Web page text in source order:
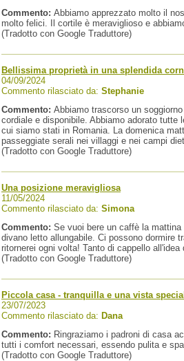
Commento: Abbiamo apprezzato molto il
molto felici. Il cortile è meraviglioso e
(Tradotto con Google Traduttore)
Bellissima proprietà in una splendida
04/09/2024
Commento rilasciato da: Stephanie
Commento: Abbiamo trascorso un
cordiale e disponibile. Abbiamo adorato
cui siamo stati in Romania. La domenica
passeggiate serali nei villaggi e nei campi
(Tradotto con Google Traduttore)
Una posizione meravigliosa
11/05/2024
Commento rilasciato da: Simona
Commento: Se vuoi bere un caffè la
divano letto allungabile. Ci possono dormire
ritornerei ogni volta! Tanto di cappello
(Tradotto con Google Traduttore)
Piccola casa - tranquilla e una vista
23/07/2023
Commento rilasciato da: Dana
Commento: Ringraziamo i padroni di casa
tutti i comfort necessari, essendo pulita e
(Tradotto con Google Traduttore)